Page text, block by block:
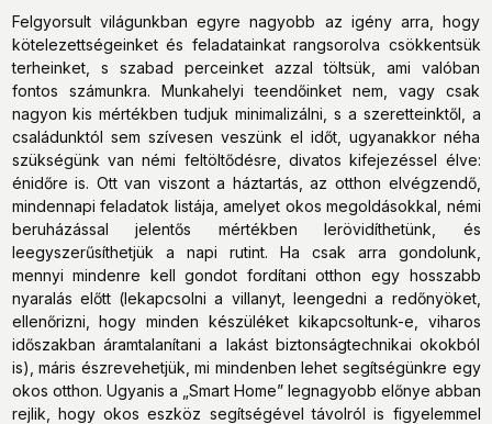
Felgyorsult világunkban egyre nagyobb az igény arra, hogy
kötelezettségeinket és feladatainkat rangsorolva csökkentsük
terheinket, s szabad perceinket azzal töltsük, ami valóban
fontos számunkra. Munkahelyi teendőinket nem, vagy csak
nagyon kis mértékben tudjuk minimalizálni, s a szeretteinktől, a
családunktól sem szívesen veszünk el időt, ugyanakkor néha
szükségünk van némi feltöltődésre, divatos kifejezéssel élve:
énidőre is. Ott van viszont a háztartás, az otthon elvégzendő,
mindennapi feladatok listája, amelyet okos megoldásokkal, némi
beruházással jelentős mértékben lerövidíthetünk, és
leegyszerűsíthetjük a napi rutint. Ha csak arra gondolunk,
mennyi mindenre kell gondot fordítani otthon egy hosszabb
nyaralás előtt (lekapcsolni a villanyt, leengedni a redőnyöket,
ellenőrizni, hogy minden készüléket kikapcsoltunk-e, viharos
időszakban áramtalanítani a lakást biztonságtechnikai okokból
is), máris észrevehetjük, mi mindenben lehet segítségünkre egy
okos otthon. Ugyanis a „Smart Home” legnagyobb előnye abban
rejlik, hogy okos eszköz segítségével távolról is figyelemmel